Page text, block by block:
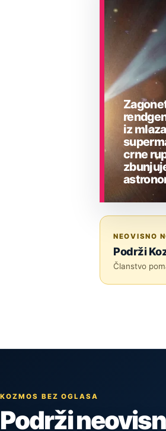
iz mlaza
crne
NEOVISNO
Podrži
Članstvo
KOZMOS BEZ OGLASA
Podrži